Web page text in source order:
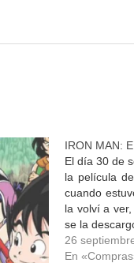
IRON MAN:
El día 30 de
la película
cuando
la volví a
se la
26
En